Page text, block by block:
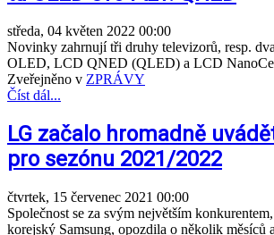
středa, 04 květen 2022 00:00
Novinky zahrnují tři druhy televizorů, resp.
OLED, LCD QNED (QLED) a LCD
Zveřejněno v ZPRÁVY
Číst dál...
LG začalo hromadně
pro sezónu 2021/2022
čtvrtek, 15 červenec 2021 00:00
Společnost se za svým největším
korejský Samsung, opozdila o několik měsíců